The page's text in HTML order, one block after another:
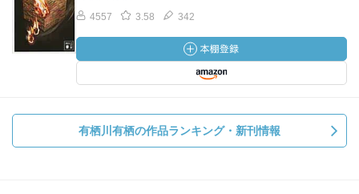
4557 3.58 342
有栖川有栖の作品ランキング・新刊情報